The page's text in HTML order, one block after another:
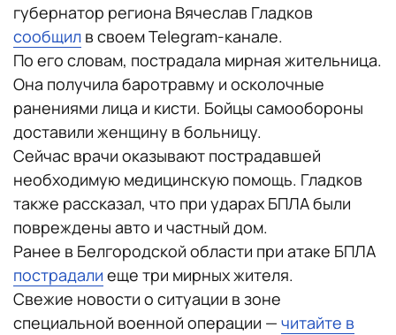
губернатор региона Вячеслав Гладков
сообщил в своем Telegram-канале.
По его словам, пострадала мирная жительница.
Она получила баротравму и осколочные
ранениями лица и кисти. Бойцы самообороны
доставили женщину в больницу.
Сейчас врачи оказывают пострадавшей
необходимую медицинскую помощь. Гладков
также рассказал, что при ударах БПЛА были
повреждены авто и частный дом.
Ранее в Белгородской области при атаке БПЛА
пострадали еще три мирных жителя.
Свежие новости о ситуации в зоне
специальной военной операции — читайте в